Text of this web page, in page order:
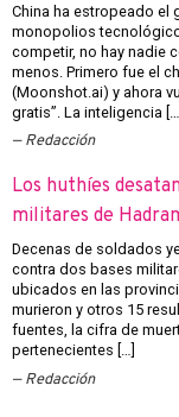
China ha estropeado el
monopolios
competir, no hay nadie
menos. Primero fue el
(Moonshot.ai) y ahora
gratis”. La inteligencia
Redacción
Los huthíes
militares de
Decenas de soldados
contra dos bases
ubicados en las
murieron y otros 15
fuentes, la cifra de
pertenecientes […]
Redacción